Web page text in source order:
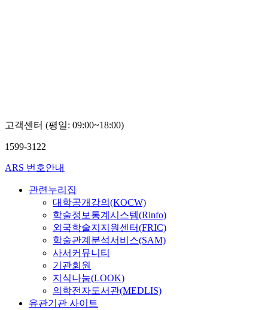
고객센터 (평일: 09:00~18:00)
1599-3122
ARS 번호안내
관련누리집
대학공개강의(KOCW)
학술정보통계시스템(Rinfo)
외국학술지지원센터(FRIC)
학술관계분석서비스(SAM)
사서커뮤니티
기관회원
지식나눔(LOOK)
의학전자도서관(MEDLIS)
유관기관 사이트